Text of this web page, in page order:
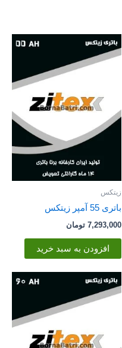
زیتکس
باتری 55 آمپر زیتکس
7,293,000 تومان
افزودن به سبد خرید